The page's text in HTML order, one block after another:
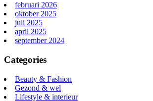
februari 2026
oktober 2025
juli 2025
april 2025
september 2024
Categories
Beauty & Fashion
Gezond & wel
Lifestyle & interieur